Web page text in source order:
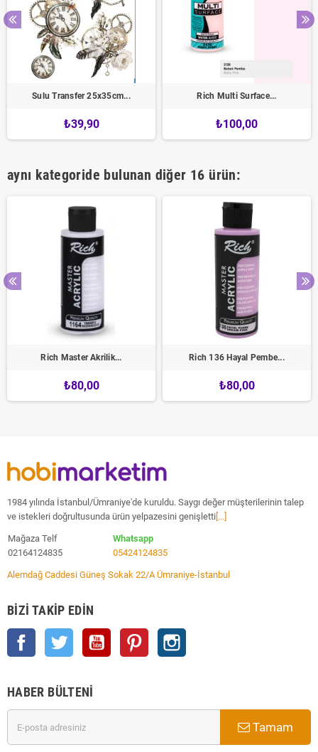
Sulu Transfer 25x35cm...
₺39,90
Rich Multi Surface...
₺100,00
aynı kategoride bulunan diğer 16 ürün:
Rich Master Akrilik...
₺80,00
Rich 136 Hayal Pembe...
₺80,00
1984 yılında İstanbul/Ümraniye'de kuruldu. Saygı değer müşterilerinin talep
ve istekleri doğrultusunda ürün yelpazesini genişletti [...]
Mağaza Telf
02164124835
Whatsapp
05424124835
Alemdağ Caddesi Güneş Sokak 22/A Ümraniye-İstanbul
BIZI TAKIP EDIN
Facebook Twitter YouTube Pinterest
HABER BÜLTENI
Tamam